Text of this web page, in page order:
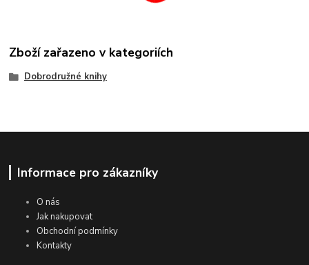
Zboží zařazeno v kategoriích
Dobrodružné knihy
Informace pro zákazníky
O nás
Jak nakupovat
Obchodní podmínky
Kontakty